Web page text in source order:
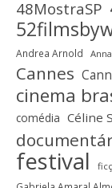
48MostraSP
Andrea Arnold
Cannes
cinema
comédia Céline
festival